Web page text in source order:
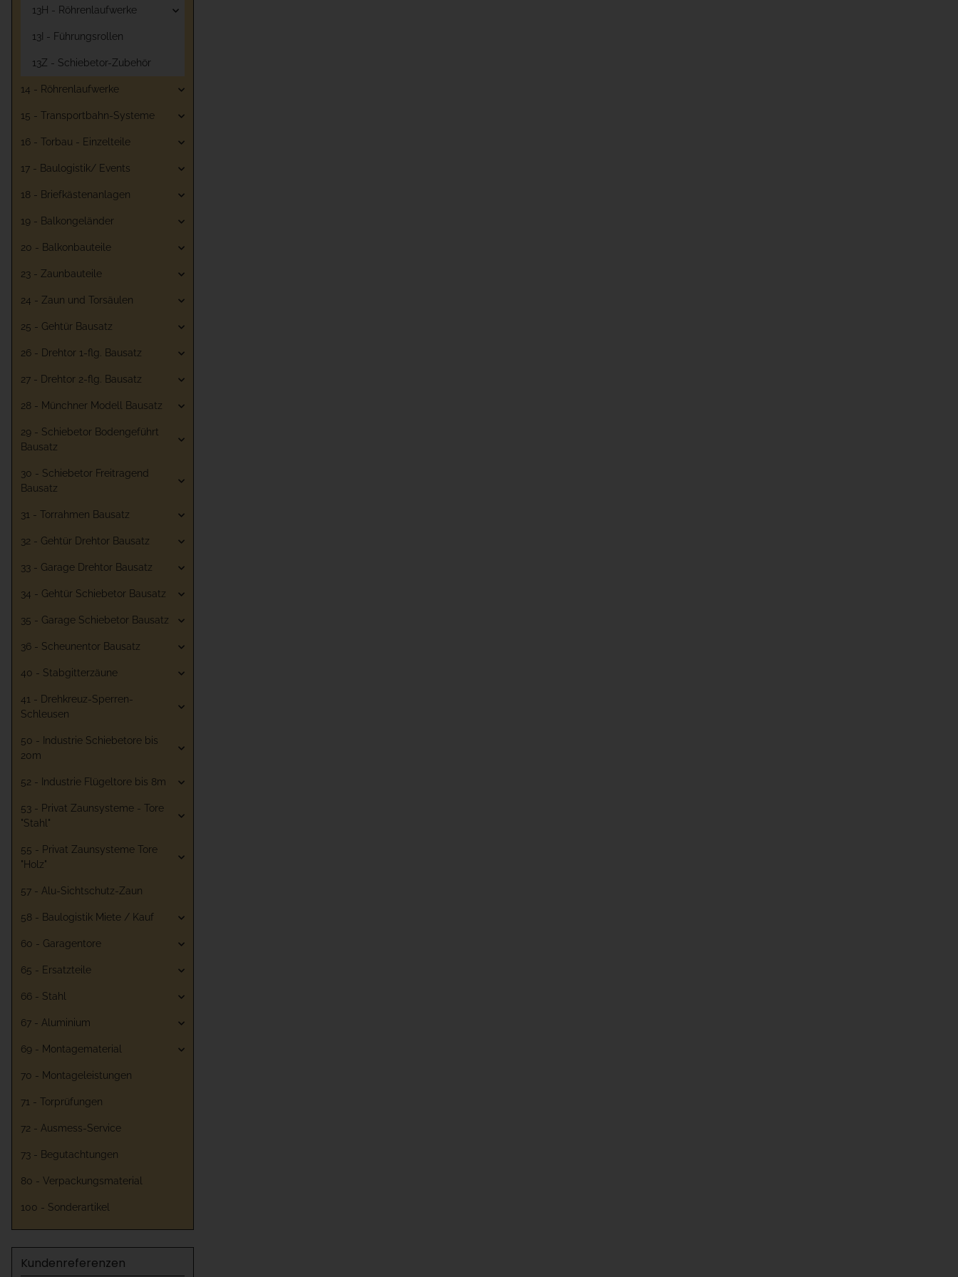
13H - Röhrenlaufwerke
13I - Führungsrollen
13Z - Schiebetor-Zubehör
14 - Röhrenlaufwerke
15 - Transportbahn-Systeme
16 - Torbau - Einzelteile
17 - Baulogistik/ Events
18 - Briefkästenanlagen
19 - Balkongeländer
20 - Balkonbauteile
23 - Zaunbauteile
24 - Zaun und Torsäulen
25 - Gehtür Bausatz
26 - Drehtor 1-flg. Bausatz
27 - Drehtor 2-flg. Bausatz
28 - Münchner Modell Bausatz
29 - Schiebetor Bodengeführt
Bausatz
30 - Schiebetor Freitragend
Bausatz
31 - Torrahmen Bausatz
32 - Gehtür Drehtor Bausatz
33 - Garage Drehtor Bausatz
34 - Gehtür Schiebetor Bausatz
35 - Garage Schiebetor Bausatz
36 - Scheunentor Bausatz
40 - Stabgitterzäune
41 - Drehkreuz-Sperren-
Schleusen
50 - Industrie Schiebetore bis
20m
52 - Industrie Flügeltore bis 8m
53 - Privat Zaunsysteme - Tore
"Stahl"
55 - Privat Zaunsysteme Tore
"Holz"
57 - Alu-Sichtschutz-Zaun
58 - Baulogistik Miete / Kauf
60 - Garagentore
65 - Ersatzteile
66 - Stahl
67 - Aluminium
69 - Montagematerial
70 - Montageleistungen
71 - Torprüfungen
72 - Ausmess-Service
73 - Begutachtungen
80 - Verpackungsmaterial
100 - Sonderartikel
Kundenreferenzen